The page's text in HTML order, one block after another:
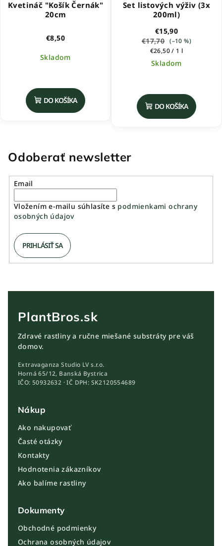
Kvetináč "Košík Černák"
20cm
€8,50
Skladom
DO KOŠÍKA
Set listových výživ (3x
200ml)
€15,90
€17,70 (–10 %)
Jednotková
cena:
€26,50 / 1 l
Skladom
produktu
je
5,0
DO KOŠÍKA
Odoberať newsletter
Email
Vložením e-mailu súhlasíte s podmienkami ochrany
osobných údajov
PRIHLÁSIŤ SA
PlantBros.sk
Zdravé rastliny a ručne miešané substráty pre váš
domov.
Extravaganza Studio LV s.r.o.
Horná 65/12, Banská Bystrica
IČO: 50932632 · IČ DPH: SK2120554689
Nákup
Ako nakupovať
Časté otázky
Kontakty
Hodnotenia zákazníkov
Ako balíme rastliny
Dokumenty
Obchodné podmienky
Ochrana osobných údajov